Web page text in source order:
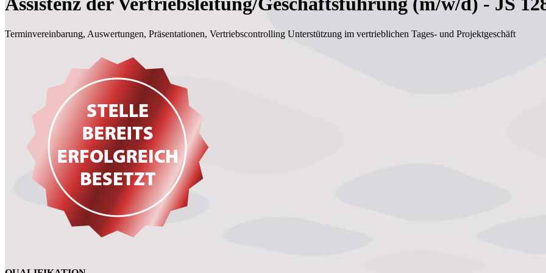
Terminvereinbarung, Auswertungen, Präsentationen, Vertriebscontrolling Unterstützung im vertrieblichen Tages- und Projektgeschäft